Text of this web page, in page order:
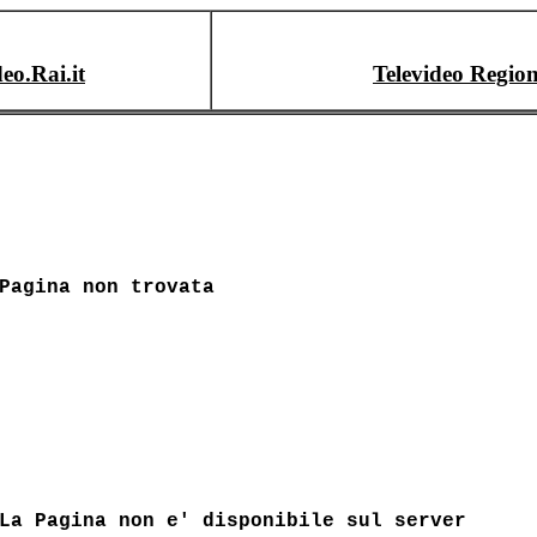
Televideo
Pagina non trovata
La Pagina non e' disponibile sul server